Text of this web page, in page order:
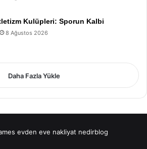
Kulüpleri: Sporun Kalbi
8 Ağustos 2026
Daha Fazla Yükle
evden eve nakliyat nedirblog